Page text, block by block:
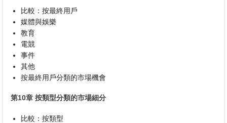
比較：按最終用戶
媒體與娛樂
教育
電競
事件
其他
按最終用戶分類的市場機會
第10章 按類型分類的市場細分
比較：按類型